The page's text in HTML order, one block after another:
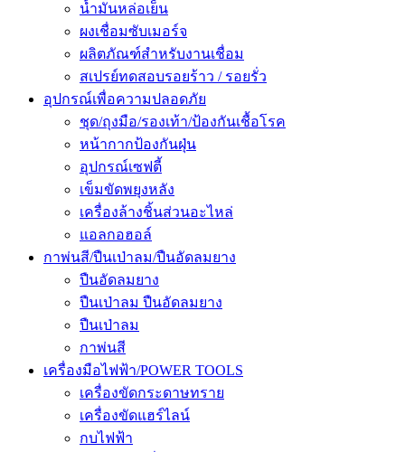
น้ำมันหล่อเย็น
ผงเชื่อมซับเมอร์จ
ผลิตภัณฑ์สำหรับงานเชื่อม
สเปรย์ทดสอบรอยร้าว / รอยรั่ว
อุปกรณ์เพื่อความปลอดภัย
ชุด/ถุงมือ/รองเท้า/ป้องกันเชื้อโรค
หน้ากากป้องกันฝุ่น
อุปกรณ์เซฟตี้
เข็มขัดพยุงหลัง
เครื่องล้างชิ้นส่วนอะไหล่
แอลกอฮอล์
กาพ่นสี/ปืนเป่าลม/ปืนอัดลมยาง
ปืนอัดลมยาง
ปืนเป่าลม ปืนอัดลมยาง
ปืนเป่าลม
กาพ่นสี
เครื่องมือไฟฟ้า/POWER TOOLS
เครื่องขัดกระดาษทราย
เครื่องขัดแฮร์ไลน์
กบไฟฟ้า